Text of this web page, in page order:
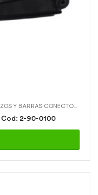
BARRAS CONECTORAS > BRAZO OSCILANTE R (TIJERA)
Cod: 2-90-0100